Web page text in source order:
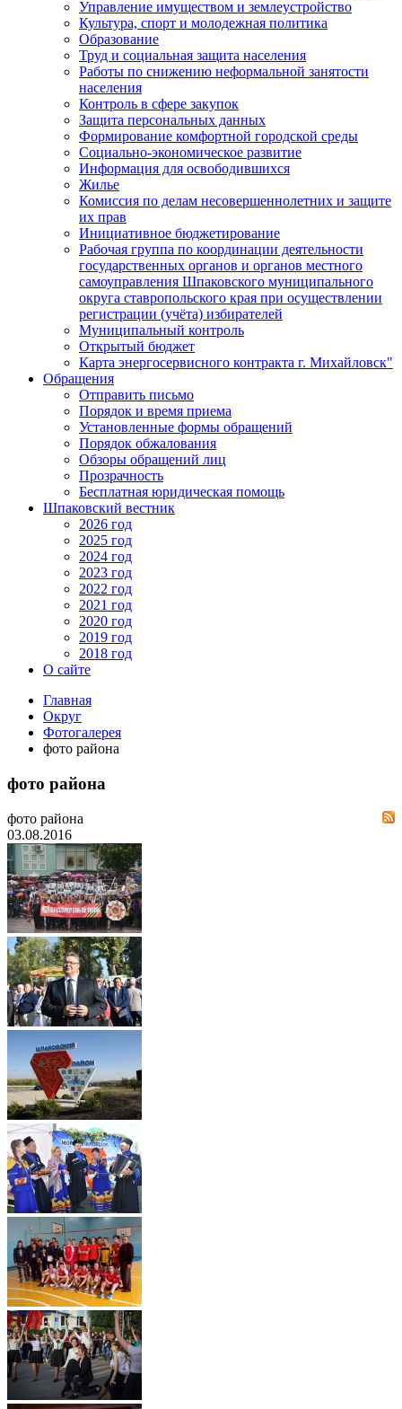
Управление имуществом и землеустройство
Культура, спорт и молодежная политика
Образование
Труд и социальная защита населения
Работы по снижению неформальной занятости
населения
Контроль в сфере закупок
Защита персональных данных
Формирование комфортной городской среды
Социально-экономическое развитие
Информация для освободившихся
Жилье
Комиссия по делам несовершеннолетних и защите
их прав
Инициативное бюджетирование
Рабочая группа по координации деятельности
государственных органов и органов местного
самоуправления Шпаковского муниципального
округа ставропольского края при осуществлении
регистрации (учёта) избирателей
Муниципальный контроль
Открытый бюджет
Карта энергосервисного контракта г. Михайловск"
Обращения
Отправить письмо
Порядок и время приема
Установленные формы обращений
Порядок обжалования
Обзоры обращений лиц
Прозрачность
Бесплатная юридическая помощь
Шпаковский вестник
2026 год
2025 год
2024 год
2023 год
2022 год
2021 год
2020 год
2019 год
2018 год
О сайте
Главная
Округ
Фотогалерея
фото района
фото района
фото района
03.08.2016